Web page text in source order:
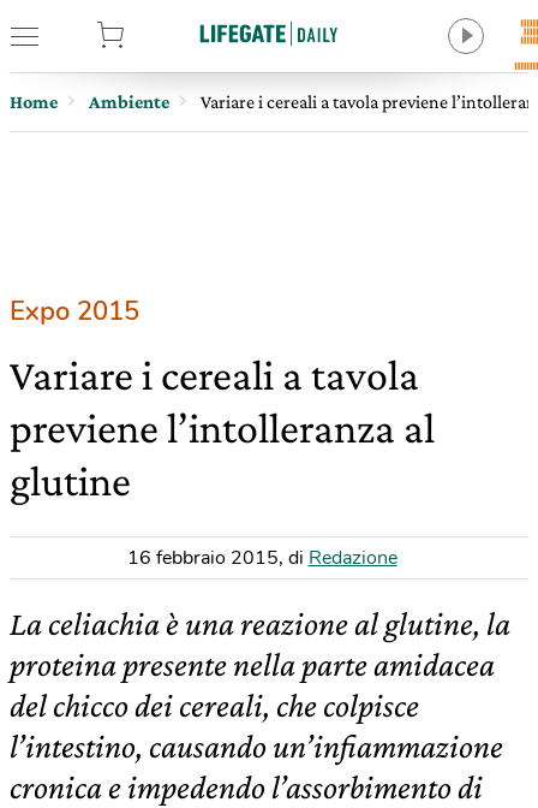
Home Ambiente Variare i cereali a tavola previene
Expo 2015
Variare i cereali a tavola
previene l’intolleranza al
glutine
16 febbraio 2015, di Redazione
La celiachia è una reazione al glutine, la
proteina presente nella parte amidacea
del chicco dei cereali, che colpisce
l’intestino, causando un’infiammazione
cronica e impedendo l’assorbimento di